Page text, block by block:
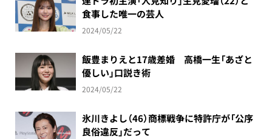
食事した唯一の芸人
2024/05/22
飯豊まりえと17歳差婚 高橋一生「あざと
優しい」口説き術
2024/05/22
氷川きよし（46）商標戦争に特許庁が「公序
良俗違反」だって